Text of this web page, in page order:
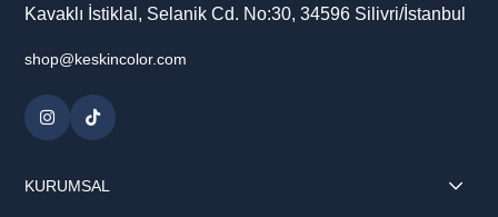
Kavaklı İstiklal, Selanik Cd. No:30, 34596 Silivri/İstanbul
shop@keskincolor.com
KURUMSAL